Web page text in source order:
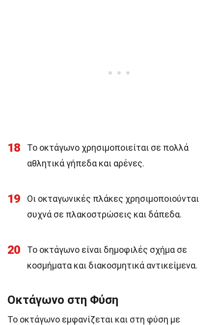
18
Το οκτάγωνο χρησιμοποιείται σε πολλά
αθλητικά γήπεδα και αρένες.
19
Οι οκταγωνικές πλάκες χρησιμοποιούνται
συχνά σε πλακοστρώσεις και δάπεδα.
20
Το οκτάγωνο είναι δημοφιλές σχήμα σε
κοσμήματα και διακοσμητικά αντικείμενα.
Οκτάγωνο στη Φύση
Το οκτάγωνο εμφανίζεται και στη φύση με